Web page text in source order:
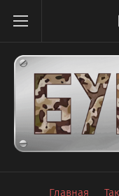
Главная